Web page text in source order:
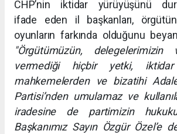
CHP’nin iktidar yürüyüşünü
ifade eden il başkanları,
oyunların farkında olduğunu
"Örgütümüzün,
vermediği hiçbir yetki, iktidar
mahkemelerden ve bizatihi
Partisi’nden umulamaz ve
iradesine de partimizin
Başkanımız Sayın Özgür Özel’e